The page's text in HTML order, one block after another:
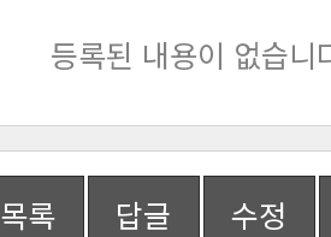
등록된 내용이 없습니
목록 답글 수정